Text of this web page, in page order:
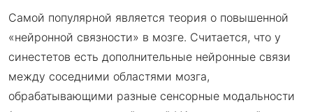
Самой популярной является теория о повышенной
«нейронной связности» в мозге. Считается, что у
синестетов есть дополнительные нейронные связи
между соседними областями мозга,
обрабатывающими разные сенсорные модальности